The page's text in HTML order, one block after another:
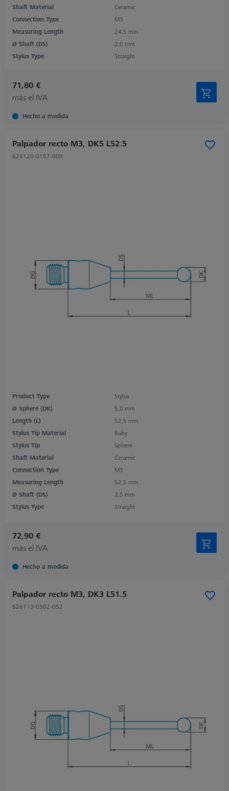
Shaft Material
Ceramic
Connection Type
M3
Measuring Length
24,5 mm
Ø Shaft (DS)
2,0 mm
Stylus Type
Straight
71,80 €
más el IVA
Hecho a medida
Palpador recto M3, DK5 L52.5
626120-0157-000
Product Type
Stylus
Ø Sphere (DK)
5,0 mm
Length (L)
52,5 mm
Stylus Tip Material
Ruby
Stylus Tip
Sphere
Shaft Material
Ceramic
Connection Type
M3
Measuring Length
52,5 mm
Ø Shaft (DS)
2,5 mm
Stylus Type
Straight
72,90 €
más el IVA
Hecho a medida
Palpador recto M3, DK3 L51.5
626113-0302-052